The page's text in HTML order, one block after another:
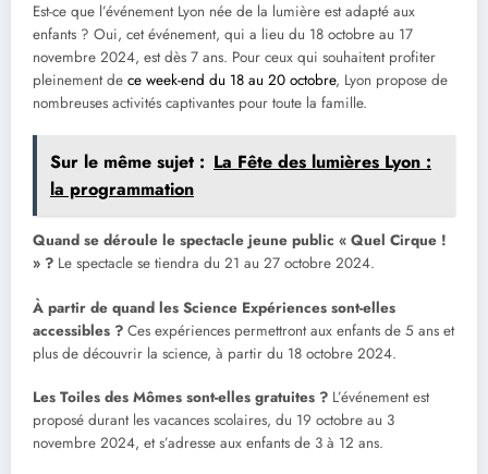
Est-ce que l’événement Lyon née de la lumière est adapté aux
enfants ? Oui, cet événement, qui a lieu du 18 octobre au 17
novembre 2024, est dès 7 ans. Pour ceux qui souhaitent profiter
pleinement de ce week-end du 18 au 20 octobre, Lyon propose de
nombreuses activités captivantes pour toute la famille.
Sur le même sujet : La Fête des lumières Lyon :
la programmation
Quand se déroule le spectacle jeune public « Quel Cirque !
» ? Le spectacle se tiendra du 21 au 27 octobre 2024.
À partir de quand les Science Expériences sont-elles
accessibles ? Ces expériences permettront aux enfants de 5 ans et
plus de découvrir la science, à partir du 18 octobre 2024.
Les Toiles des Mômes sont-elles gratuites ? L’événement est
proposé durant les vacances scolaires, du 19 octobre au 3
novembre 2024, et s’adresse aux enfants de 3 à 12 ans.